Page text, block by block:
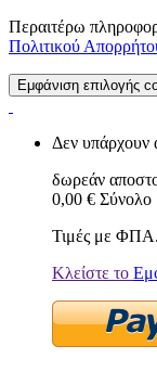
Περαιτέρω
Πολιτικού
Εμφάνιση επιλογής
Δεν υπάρχουν
δωρεάν
0,00 € Σύνολο
Τιμές με ΦΠΑ.
Κλείστε το